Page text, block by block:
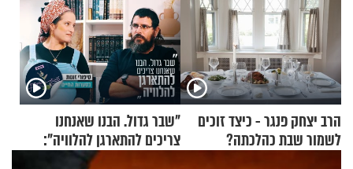
הרב יצחק פנגר - כיצד זוכים
לשמור שבת כהלכתה?
"שבר גדול. הבנו שאנחנו
צריכים להתארגן להלוויה":
זוגיות במבחן, הפעם עם מרים